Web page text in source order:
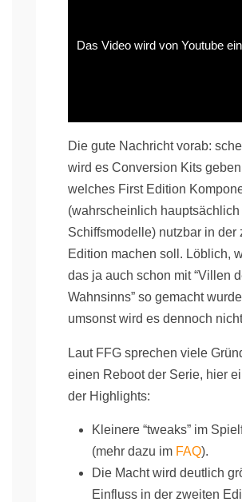
Das Video wird von Youtube
Die gute Nachricht vorab:
wird es Conversion Kits
welches First Edition
(wahrscheinlich
Schiffsmodelle) nutzbar in der
Edition machen soll. Löblich,
das ja auch schon mit “Villen
Wahnsinns” so gemacht
umsonst wird es dennoch
Laut FFG sprechen viele
einen Reboot der Serie, hier
der Highlights:
Kleinere “tweaks” im
(mehr dazu im FAQ).
Die Macht wird deutlich
Einfluss in der zweiten